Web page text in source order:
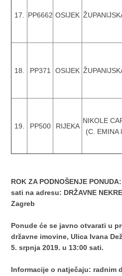
17. PP6662 OSIJEK
18. PP371 OSIJEK
19. PP500 RIJEKA
NIKOLE
(C. EMINA
ROK ZA PODNOŠENJE
sati na adresu: DRŽAVNE
Zagreb
Ponude će se javno otvarati u
državne imovine, Ulica Ivana
5. srpnja 2019. u 13:00 sati.
Informacije o natječaju: radnim